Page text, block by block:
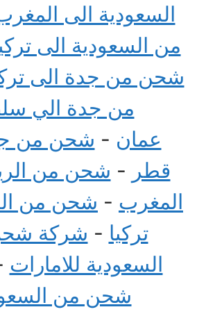
السعودية الى
من السعودية الى
شحن من جدة الى
من جدة الي
عمان - شحن من
قطر - شحن من
المغرب - شحن من
تركيا - شركة
السعودية للامارات
شحن من